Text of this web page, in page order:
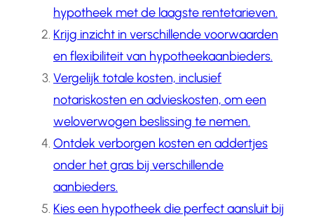
hypotheek met de laagste rentetarieven.
Krijg inzicht in verschillende voorwaarden
en flexibiliteit van hypotheekaanbieders.
Vergelijk totale kosten, inclusief
notariskosten en advieskosten, om een
weloverwogen beslissing te nemen.
Ontdek verborgen kosten en addertjes
onder het gras bij verschillende
aanbieders.
Kies een hypotheek die perfect aansluit bij